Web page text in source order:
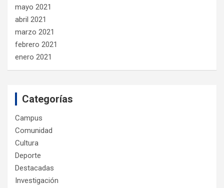
mayo 2021
abril 2021
marzo 2021
febrero 2021
enero 2021
Categorías
Campus
Comunidad
Cultura
Deporte
Destacadas
Investigación